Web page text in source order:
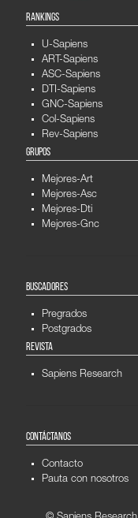
RANKINGS
U-Sapiens
ART-Sapiens
ASC-Sapiens
DTI-Sapiens
GNC-Sapiens
Col-Sapiens
Rev-Sapiens
GRUPOS
Mejores-Art
Mejores-Asc
Mejores-Dti
Mejores-Gnc
BUSCADORES
Pregrados
Postgrados
REVISTA
Sapiens Research
CONTÁCTANOS
Contacto
Pauta con nosotros